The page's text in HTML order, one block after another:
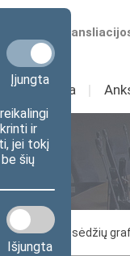
Įjungta
ir
jei tokį
šių
Išjungta
Veikla I
Posėdžių